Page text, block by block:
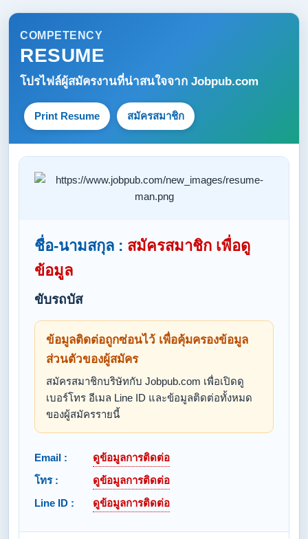
COMPETENCY
RESUME
โปรไฟล์ผู้สมัครงานที่น่าสนใจจาก Jobpub.com
Print Resume สมัครสมาชิก
ชื่อ-นามสกุล : สมัครสมาชิก เพื่อดู
ข้อมูล
ขับรถบัส
ข้อมูลติดต่อถูกซ่อนไว้ เพื่อคุ้มครองข้อมูล
ส่วนตัวของผู้สมัคร
สมัครสมาชิกบริษัทกับ Jobpub.com เพื่อเปิดดู
เบอร์โทร อีเมล Line ID และข้อมูลติดต่อทั้งหมด
ของผู้สมัครรายนี้
Email :
ดูข้อมูลการติดต่อ
โทร :
ดูข้อมูลการติดต่อ
Line ID :
ดูข้อมูลการติดต่อ